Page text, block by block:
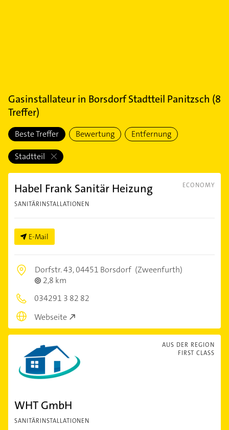
Gasinstallateurin Borsdorf Stadtteil Panitzsch (8
Treffer)
Beste Treffer Bewertung Entfernung
Stadtteil
ECONOMY
Habel Frank Sanitär Heizung
SANITÄRINSTALLATIONEN
E-Mail
Dorfstr. 43,04451 Borsdorf (Zweenfurth)
2,8 km
034291 3 82 82
Webseite
AUS DER REGION
FIRST CLASS
WHT GmbH
SANITÄRINSTALLATIONEN